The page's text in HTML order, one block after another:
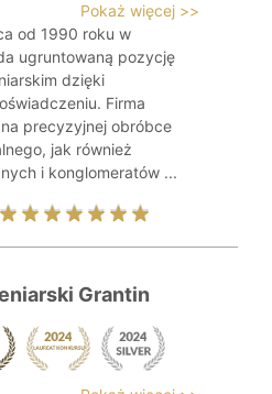
Pokaż więcej >>
od 1990 roku w
ugruntowaną pozycję
dzięki
Firma
precyzyjnej obróbce
jak również
i konglomeratów ...
Grantin